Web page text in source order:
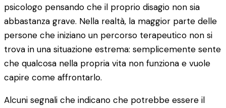
psicologo pensando che il proprio disagio non sia
abbastanza grave. Nella realtà, la maggior parte delle
persone che iniziano un percorso terapeutico non si
trova in una situazione estrema: semplicemente sente
che qualcosa nella propria vita non funziona e vuole
capire come affrontarlo.
Alcuni segnali che indicano che potrebbe essere il